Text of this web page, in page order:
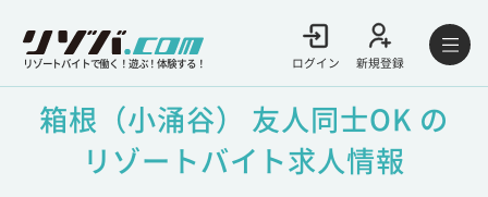
リゾートバイトで働く！遊ぶ！体験する！ ログイン 新規登録
箱根（小涌谷） 友人同士OK の
リゾートバイト求人情報